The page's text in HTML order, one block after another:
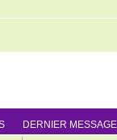
DERNIER MESSAGE